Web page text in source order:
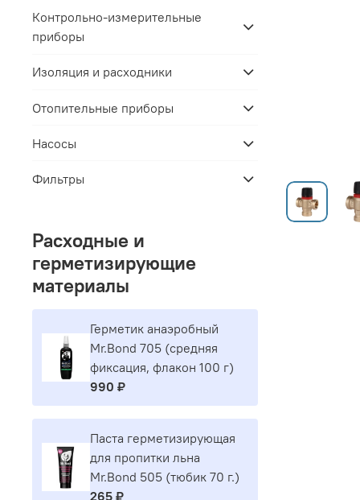
Контрольно-измерительные
приборы
Изоляция и расходники
Отопительные приборы
Насосы
Фильтры
Расходные и
герметизирующие
материалы
Герметик aнaэpoбный
Mr.Bond 705 (средняя
фиксация, флакон 100 г)
990 ₽
Паста герметизирующая
для пропитки льна
Mr.Bond 505 (тюбик 70 г.)
265 ₽